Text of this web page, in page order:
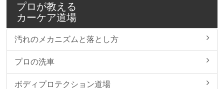
プロが教える
カーケア道場
汚れのメカニズムと落とし方
プロの洗車
ボディプロテクション道場